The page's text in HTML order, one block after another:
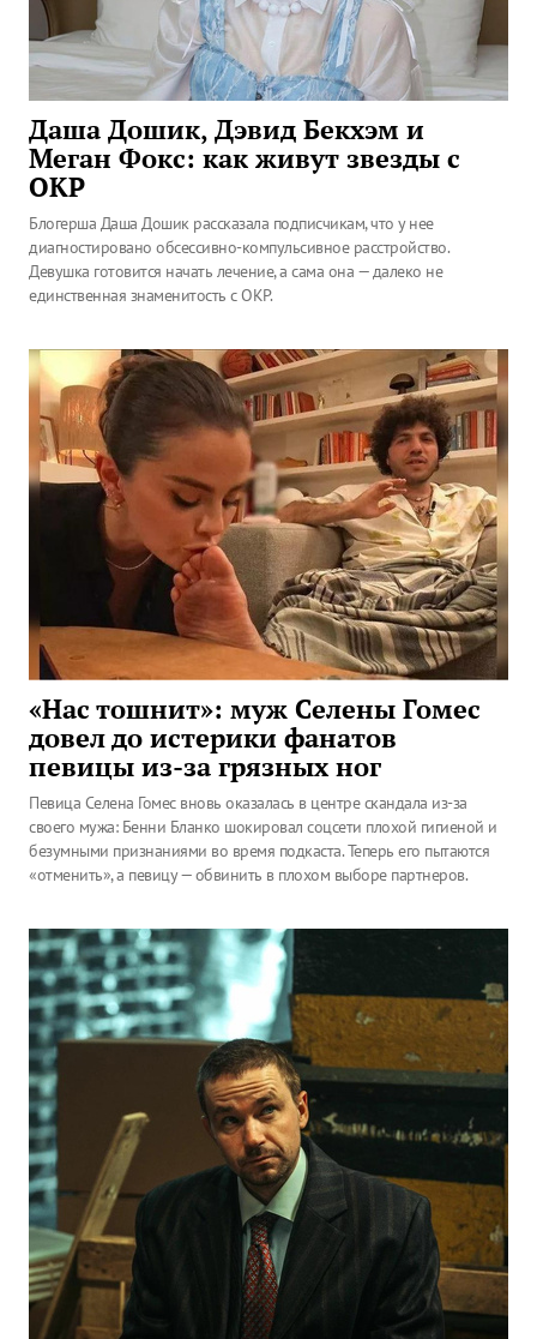
Даша Дошик, Дэвид Бекхэм и
Меган Фокс: как живут звезды с
ОКР
Блогерша Даша Дошик рассказала подписчикам, что у нее
диагностировано обсессивно-компульсивное расстройство.
Девушка готовится начать лечение, а сама она — далеко не
единственная знаменитость с ОКР.
«Нас тошнит»: муж Селены Гомес
довел до истерики фанатов
певицы из-за грязных ног
Певица Селена Гомес вновь оказалась в центре скандала из-за
своего мужа: Бенни Бланко шокировал соцсети плохой гигиеной и
безумными признаниями во время подкаста. Теперь его пытаются
«отменить», а певицу — обвинить в плохом выборе партнеров.